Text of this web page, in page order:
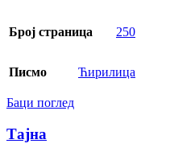
Број страница 250
Писмо Ћирилица
Баци поглед
Тајна